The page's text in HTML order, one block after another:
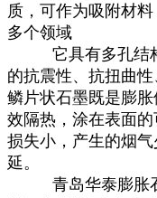
质，可作为吸附材
多个领域
它具有多孔结构
的抗震性、抗扭曲
鳞片状石墨既是膨
效隔热，涂在表面
损失小，产生的烟
延。
青岛华泰膨胀石